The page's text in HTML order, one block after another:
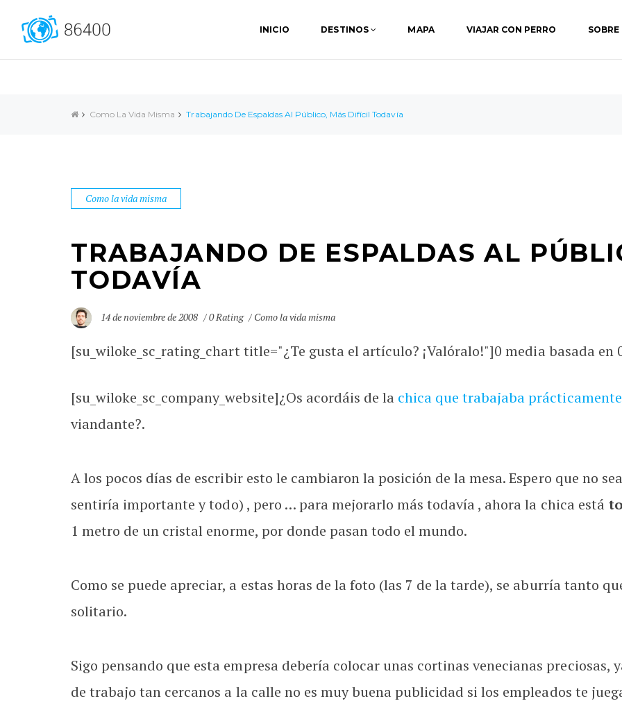
INICIO DESTINOS MAPA VIAJAR CON PERRO
Como La Vida Misma Trabajando De Espaldas Al Público, Más Difícil Todavía
Como la vida misma
TRABAJANDO DE ESPALDAS AL
TODAVÍA
14 de noviembre de 2008 0 Rating Como la vida misma
[su_wiloke_sc_rating_chart title="¿Te gusta el artículo? ¡Valóralo!"]0media basada en
[su_wiloke_sc_company_website]¿Os acordáis de la chica que trabajaba prácticamente
viandante?.
A los pocos días de escribir esto le cambiaron la posición de la mesa. Espero que no
sentiría importante y todo) , pero … para mejorarlo más todavía , ahora la chica está
1 metro de un cristal enorme, por donde pasan todo el mundo.
Como se puede apreciar, a estas horas de la foto (las 7 de la tarde), se aburría tanto
solitario.
Sigo pensando que esta empresa debería colocar unas cortinas venecianas preciosas,
de trabajo tan cercanos a la calle no es muy buena publicidad si los empleados te